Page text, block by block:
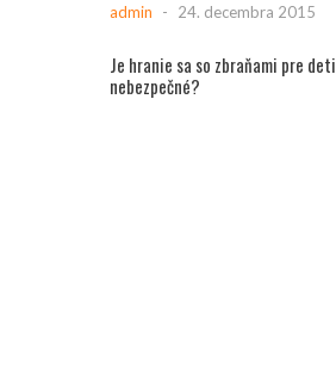
admin - 24. decembra 2015
Je hranie sa so zbraňami pre deti
nebezpečné?